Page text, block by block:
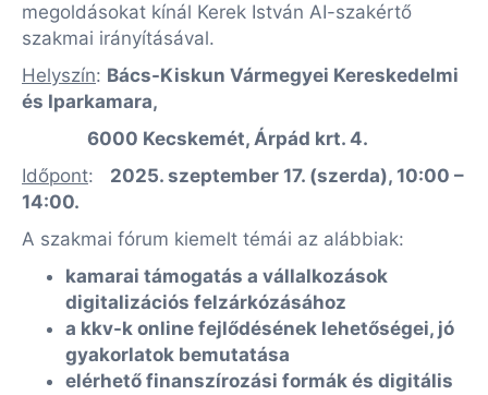
megoldásokat kínál Kerek István AI-szakértő
szakmai irányításával.
Helyszín: Bács-Kiskun Vármegyei Kereskedelmi
és Iparkamara,
6000 Kecskemét, Árpád krt. 4.
Időpont: 2025. szeptember 17. (szerda), 10:00 –
14:00.
A szakmai fórum kiemelt témái az alábbiak:
kamarai támogatás a vállalkozások
digitalizációs felzárkózásához
a kkv-k online fejlődésének lehetőségei, jó
gyakorlatok bemutatása
elérhető finanszírozási formák és digitális